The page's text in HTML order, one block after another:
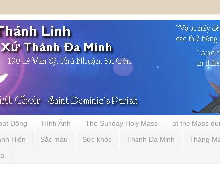
Động Hình Ảnh The Sunday Holy Mass at the Mass
Hiến Sắc màu Sức khỏe Thánh Đa Minh Tháng